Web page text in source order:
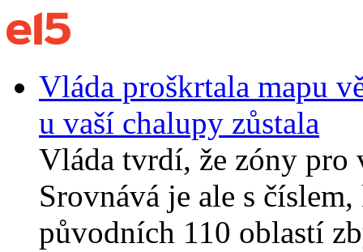
Vláda proškrtala mapu
u vaší chalupy zůstala
Vláda tvrdí, že zóny pro
Srovnává je ale s
původních 110 oblastí